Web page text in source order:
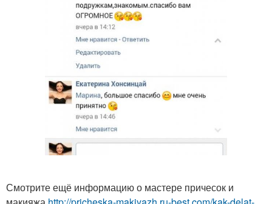
Смотрите ещё информацию о мастере причесок и